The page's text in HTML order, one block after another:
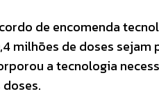
de encomenda
milhões de doses
a tecnologia
doses.